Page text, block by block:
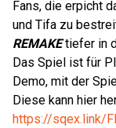
Fans, die erpicht
und Tifa zu
REMAKEtiefer in
Das Spiel ist für
Demo, mit der
Diese kann hier
https://sqex.link/